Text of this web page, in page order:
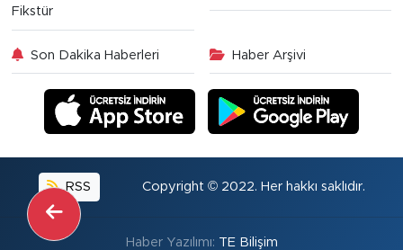
Fikstür
Son Dakika Haberleri Haber Arşivi
RSS Copyright © 2022. Her hakkı saklıdır.
Haber Yazılımı: TE Bilişim